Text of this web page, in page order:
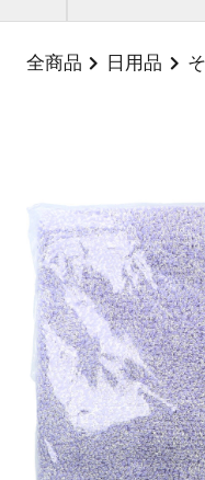
全商品 日用品